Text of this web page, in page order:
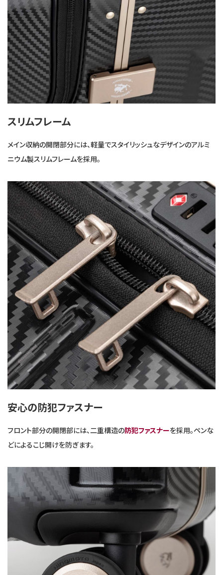
スリムフレーム
メイン収納の開閉部分には、軽量でスタイリッシュなデザインのアルミ
ニウム製スリムフレームを採用。
安心の防犯ファスナー
フロント部分の開閉部には、二重構造の防犯ファスナーを採用。ペンな
どによるこじ開けを防ぎます。